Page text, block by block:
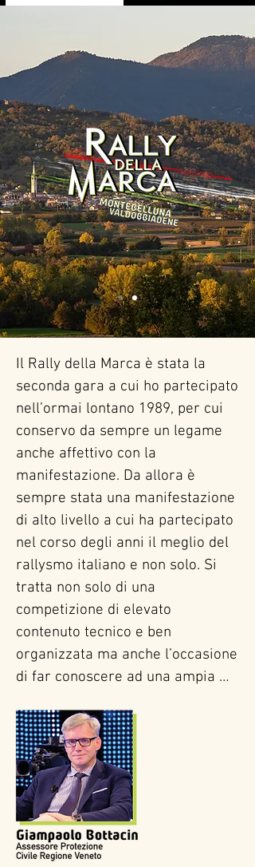
Il Rally della Marca è stata la
seconda gara a cui ho partecipato
nell’ormai lontano 1989, per cui
conservo da sempre un legame
anche affettivo con la
manifestazione. Da allora è
sempre stata una manifestazione
di alto livello a cui ha partecipato
nel corso degli anni il meglio del
rallysmo italiano e non solo. Si
tratta non solo di una
competizione di elevato
contenuto tecnico e ben
organizzata ma anche l’occasione
di far conoscere ad una ampia
colline del prosecco, sito Unesco.
Un’occasione promozionale non
indifferente, in grado di produrre
un indotto turistico non
irrilevante e sicuramente
prezioso. Il tutto nel massimo
rispetto delle normative